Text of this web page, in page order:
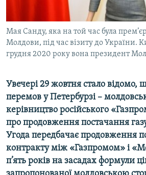
УКРАЇНСЬКА ПРОБЛЕМА КРИМУ
ІНФОГРАФІКА
ДОЛУЧАЙСЯ!
Усі сайти RFE/RL
Мая Санду, яка на той час була
Молдови, під час візиту до України.
грудня 2020 року вона президент
Увечері 29 жовтня стало відомо,
перемов у Петербурзі –
керівництво російського
про продовження постачання
Угода передбачає продовження
контракту між «Газпромом» і
п’ять років на засадах формули